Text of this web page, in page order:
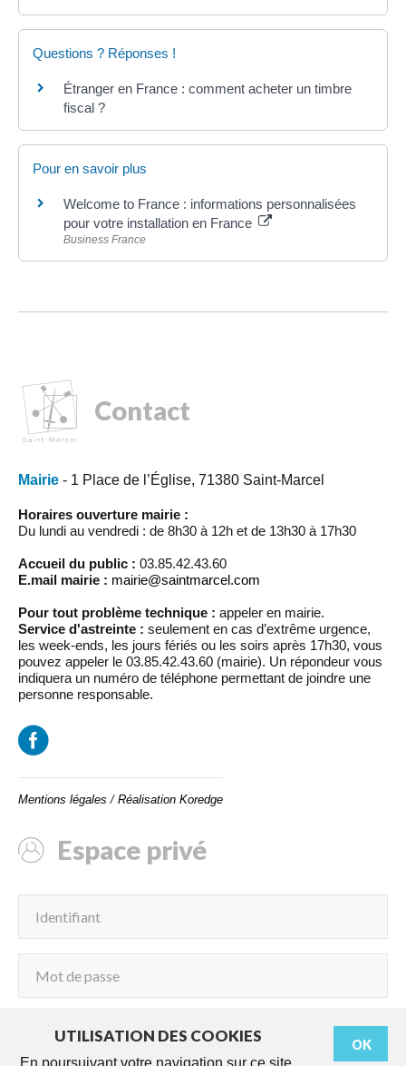
Questions ? Réponses !
Étranger en France : comment acheter un timbre
fiscal ?
Pour en savoir plus
Welcome to France : informations personnalisées
pour votre installation en France
Business France
Contact
Mairie - 1 Place de l’Église, 71380 Saint-Marcel
Horaires ouverture mairie :
Du lundi au vendredi : de 8h30 à 12h et de 13h30 à 17h30
Accueil du public : 03.85.42.43.60
E.mail mairie : mairie@saintmarcel.com
Pour tout problème technique : appeler en mairie.
Service d'astreinte : seulement en cas d’extrême urgence,
les week-ends, les jours fériés ou les soirs après 17h30, vous
pouvez appeler le 03.85.42.43.60 (mairie). Un répondeur vous
indiquera un numéro de téléphone permettant de joindre une
personne responsable.
Mentions légales / Réalisation Koredge
Espace privé
OK
UTILISATION DES COOKIES
En poursuivant votre navigation sur ce site,